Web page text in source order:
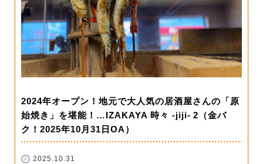
2024年オープン！地元で大人気の居酒屋さんの「原
始焼き」を堪能！…IZAKAYA 時々 -jiji- 2（金バ
ク！2025年10月31日OA）
2025.10.31